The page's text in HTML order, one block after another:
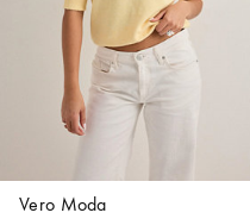
Vero Moda